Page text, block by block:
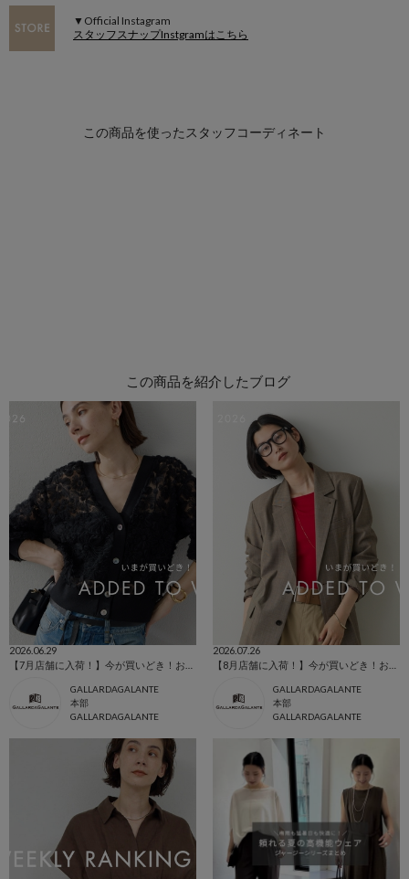
▼Official Instagram
スタッフスナップInstgramはこちら
この商品を紹介したブログ
2026.06.29
GALLARDAGALANTE
本部
GALLARDAGALANTE
2026.07.26
GALLARDAGALANTE
本部
GALLARDAGALANTE